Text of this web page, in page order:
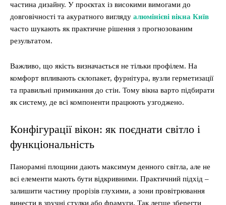
частина дизайну. У проєктах із високими вимогами до
довговічності та акуратного вигляду алюмінієві вікна Київ
часто шукають як практичне рішення з прогнозованим
результатом.
Важливо, що якість визначається не тільки профілем. На
комфорт впливають склопакет, фурнітура, вузли герметизації
та правильні примикання до стін. Тому вікна варто підбирати
як систему, де всі компоненти працюють узгоджено.
Конфігурації вікон: як поєднати світло і
функціональність
Панорамні площини дають максимум денного світла, але не
всі елементи мають бути відкривними. Практичний підхід –
залишити частину прорізів глухими, а зони провітрювання
винести в зручні стулки або фрамуги. Так легше зберегти